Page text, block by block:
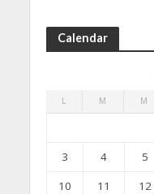
Calendar
L M M
3
4 5
10
11 12